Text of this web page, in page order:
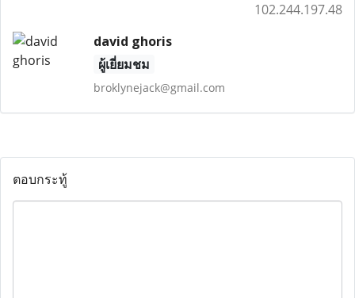
102.244.197.48
david ghoris
ผู้เยี่ยมชม
broklynejack@gmail.com
ตอบกระทู้